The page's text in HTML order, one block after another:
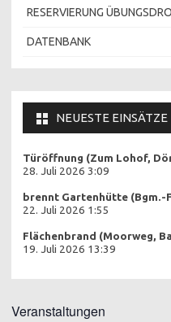
RESERVIERUNG
DATENBANK
NEUESTE EINSÄTZE
Türöffnung (Zum Lohof,
28. Juli 2026 3:09
brennt Gartenhütte (Bgm.-
22. Juli 2026 1:55
Flächenbrand (Moorweg,
19. Juli 2026 13:39
Veranstaltungen